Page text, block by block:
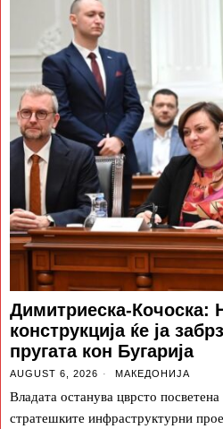
Димитриеска-Кочоска:
конструкција ќе ја
пругата кон Бугарија
AUGUST 6, 2026 МАКЕДОНИЈА
Владата останува цврсто посветена
стратешките инфраструктурни